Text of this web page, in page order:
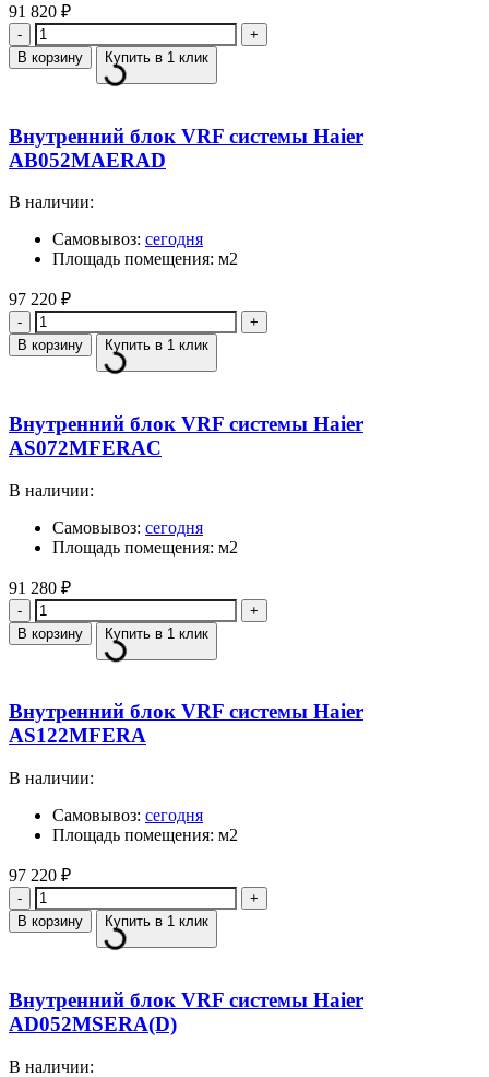
91 820 ₽
Количество
В корзину Купить в 1 клик
Внутренний блок VRF системы Haier
AB052MAERAD
В наличии:
Самовывоз: сегодня
Площадь помещения: м2
97 220 ₽
Количество
В корзину Купить в 1 клик
Внутренний блок VRF системы Haier
AS072MFERAC
В наличии:
Самовывоз: сегодня
Площадь помещения: м2
91 280 ₽
Количество
В корзину Купить в 1 клик
Внутренний блок VRF системы Haier
AS122MFERA
В наличии:
Самовывоз: сегодня
Площадь помещения: м2
97 220 ₽
Количество
В корзину Купить в 1 клик
Внутренний блок VRF системы Haier
AD052MSERA(D)
В наличии: